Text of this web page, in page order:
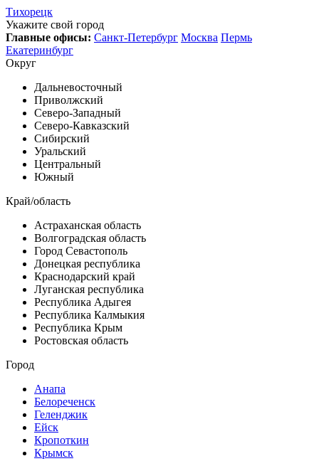
Тихорецк
Укажите свой город
Главные офисы: Санкт-Петербург Москва Пермь
Екатеринбург
Округ
Дальневосточный
Приволжский
Северо-Западный
Северо-Кавказский
Сибирский
Уральский
Центральный
Южный
Край/область
Астраханская область
Волгоградская область
Город Севастополь
Донецкая республика
Краснодарский край
Луганская республика
Республика Адыгея
Республика Калмыкия
Республика Крым
Ростовская область
Город
Анапа
Белореченск
Геленджик
Ейск
Кропоткин
Крымск